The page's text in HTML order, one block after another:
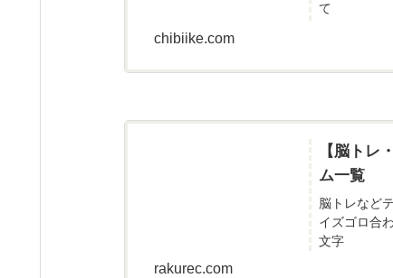
て
chibiike.com
【脳トレ
ム一覧
脳トレなど
イズゴロ合
文字
rakurec.com